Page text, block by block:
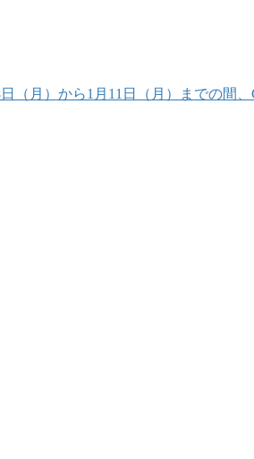
月）から1月11日（月）までの間